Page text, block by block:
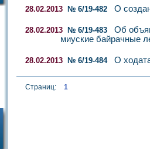
28.02.2013 № 6/19-482 О
28.02.2013 № 6/19-483
Об
миуские байрачные
28.02.2013 № 6/19-484 О
Страниц: 1